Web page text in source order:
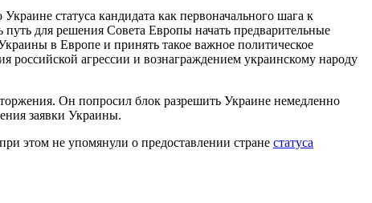
статуса кандидата как первоначального шага к
для решения Совета Европы начать предварительные
в Европе и принять такое важное политическое
агрессии и вознаграждением украинскому народу
Он попросил блок разрешить Украине немедленно
заявки Украины.
этом не упомянули о предоставлении стране статуса